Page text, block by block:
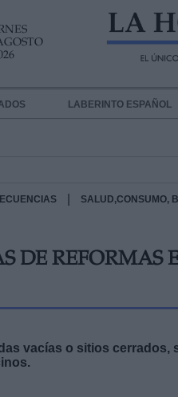
LABERINTO ESPAÑOL
SALUD,CONSUMO,
DE REFORMAS
vacías o sitios
.